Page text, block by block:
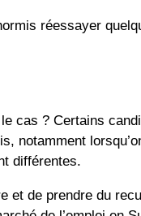
réessayer
? Certains
différentes.
et de prendre du